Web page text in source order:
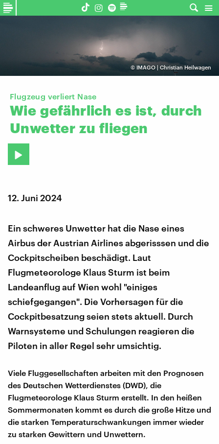
© IMAGO | Christian Heilwagen
Flugzeug verliert Nase
Wie gefährlich es ist, durch
Unwetter zu fliegen
12. Juni 2024
Ein schweres Unwetter hat die Nase eines
Airbus der Austrian Airlines abgerisssen und die
Cockpitscheiben beschädigt. Laut
Flugmeteorologe Klaus Sturm ist beim
Landeanflug auf Wien wohl "einiges
schiefgegangen". Die Vorhersagen für die
Cockpitbesatzung seien stets aktuell. Durch
Warnsysteme und Schulungen reagieren die
Piloten in aller Regel sehr umsichtig.
Viele Fluggesellschaften arbeiten mit den Prognosen
des Deutschen Wetterdienstes (DWD), die
Flugmeteorologe Klaus Sturm erstellt. In den heißen
Sommermonaten kommt es durch die große Hitze und
die starken Temperaturschwankungen immer wieder
zu starken Gewittern und Unwettern.